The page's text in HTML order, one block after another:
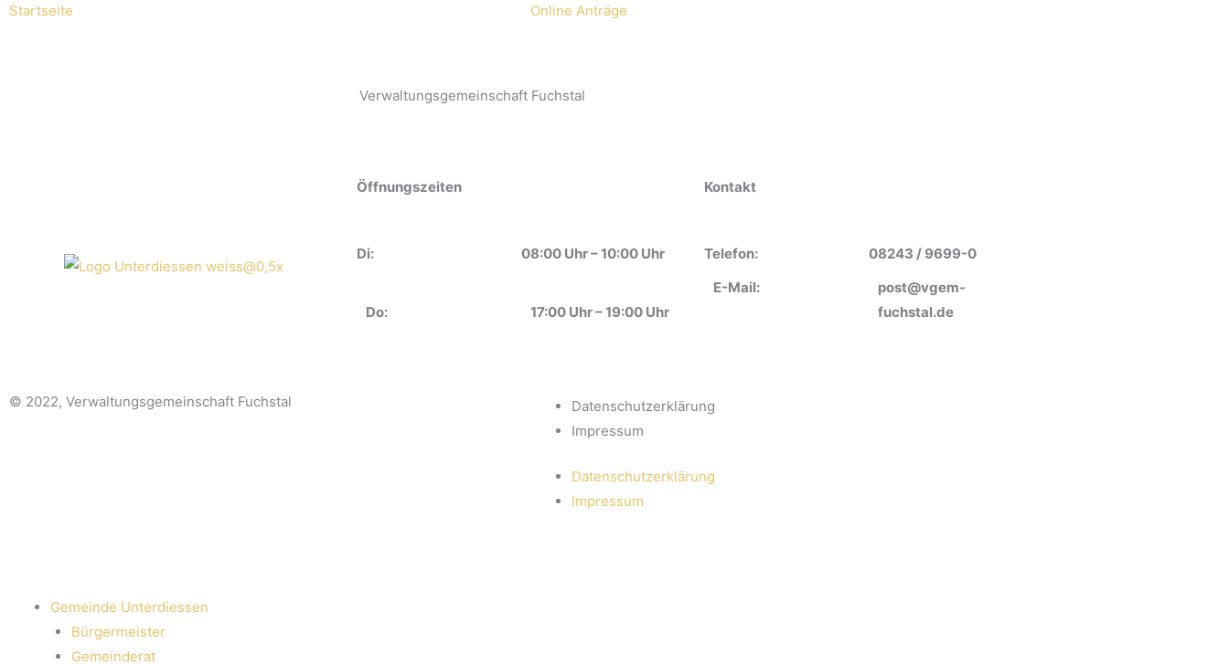
Startseite Online Anträge
Verwaltungsgemeinschaft Fuchstal
Öffnungszeiten
Di: 08:00 Uhr – 10:00 Uhr
Do: 17:00 Uhr – 19:00 Uhr
Kontakt
Telefon:
08243 / 9699-0
E-Mail:
post@vgem-
fuchstal.de
© 2022, Verwaltungsgemeinschaft Fuchstal
Datenschutzerklärung
Impressum
Datenschutzerklärung
Impressum
Gemeinde Unterdiessen
Bürgermeister
Gemeinderat